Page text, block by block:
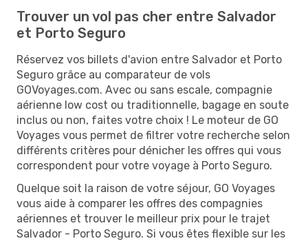
Trouver un vol pas cher entre Salvador
et Porto Seguro
Réservez vos billets d'avion entre Salvador et Porto
Seguro grâce au comparateur de vols
GOVoyages.com. Avec ou sans escale, compagnie
aérienne low cost ou traditionnelle, bagage en soute
inclus ou non, faites votre choix ! Le moteur de GO
Voyages vous permet de filtrer votre recherche selon
différents critères pour dénicher les offres qui vous
correspondent pour votre voyage à Porto Seguro.
Quelque soit la raison de votre séjour, GO Voyages
vous aide à comparer les offres des compagnies
aériennes et trouver le meilleur prix pour le trajet
Salvador - Porto Seguro. Si vous êtes flexible sur les